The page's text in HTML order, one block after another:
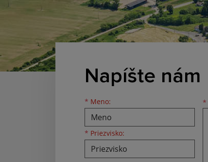
Napíšte nám
* Meno:
Meno
* Priezvisko:
Priezvisko
E-mailová adresa *